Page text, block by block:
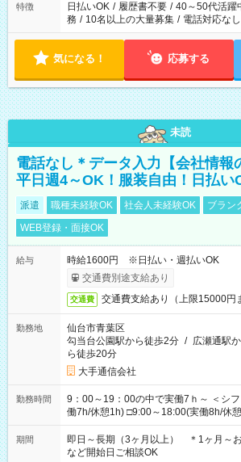
特徴 日払いOK / 履歴書不要 / 40～50代活躍
務 / 10名以上の大量募集 / 電話対応なし
気になる！ 応募する
未読
電話なし＊データ入力【会社情報
平日週4～OK！服装自由！日払い
派遣 職種未経験OK 社会人未経験OK
ブラン
WEB登録・面接OK
給与
時給1600円 ※日払い・週払いOK
交通費別途支給あり
交通費 交通費支給あり（上限15000円
勤務地
仙台市青葉区
勾当台公園駅から徒歩2分 / 広瀬通駅
ら徒歩20分
大手通信会社
勤務時間
9：00～19：00の中で実働7ｈ～ ＜シフト例＞ □9:00～17:00(実
働7h/休憩1h) □9:00～18:00(実働8h/休
期間
即日～長期（3ヶ月以上） ＊1ヶ月～
など開始日ご相談OK